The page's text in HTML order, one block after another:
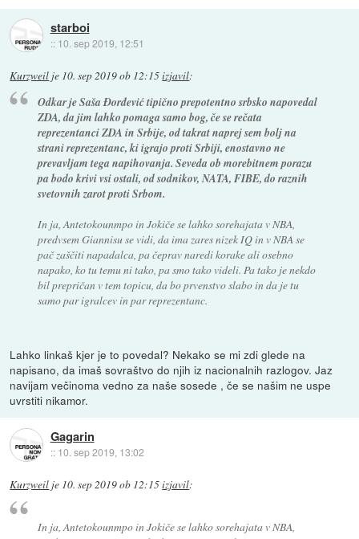
starboi
:: 10. sep 2019, 12:51
Kurzweil je 10. sep 2019 ob 12:15izjavil:
Odkar je Saša Đorđević tipično prepotentno srbsko napovedal
ZDA, da jim lahko pomaga samo bog, če se rečata
reprezentanci ZDA in Srbije, od takrat naprej sem bolj na
strani reprezentanc, ki igrajo proti Srbiji, enostavno ne
prevavljam tega napihovanja. Seveda ob morebitnem porazu
pa bodo krivi vsi ostali, od sodnikov, NATA, FIBE, do raznih
svetovnih zarot proti Srbom.
In ja, Antetokounmpo in Jokiče se lahko sorehajata v NBA,
predvsem Giannisu se vidi, da ima zares nizek IQ in v NBA se
pač zaščiti napadalca, pa čeprav naredi korake ali osebno
napako, ko tu temu ni tako, pa smo tako videli. Pa tako je nekdo
bil prepričan v tem topicu, da bo prvenstvo slabo in da je tu
samo par igralcev in par reprezentanc.
Lahko linkaš kjer je to povedal? Nekako se mi zdi glede na
napisano, da imaš sovraštvo do njih iz nacionalnih razlogov. Jaz
navijam večinoma vedno za naše sosede , če se našim ne uspe
uvrstiti nikamor.
Gagarin
:: 10. sep 2019, 13:02
Kurzweil je 10. sep 2019 ob 12:15izjavil:
In ja, Antetokounmpo in Jokiče se lahko sorehajata v NBA,